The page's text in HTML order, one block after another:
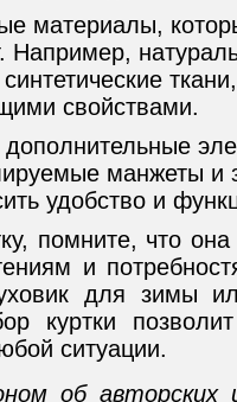
материалы,
Например,
свойствами.
манжеты и
удобство и
помните, что она
и
для зимы
куртки
ситуации.
об авторских